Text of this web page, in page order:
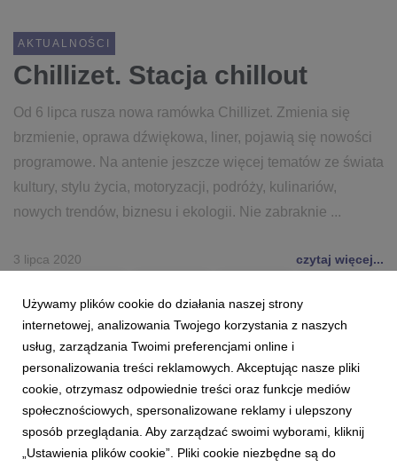
AKTUALNOŚCI
Chillizet. Stacja chillout
Od 6 lipca rusza nowa ramówka Chillizet. Zmienia się
brzmienie, oprawa dźwiękowa, liner, pojawią się nowości
programowe. Na antenie jeszcze więcej tematów ze świata
kultury, stylu życia, motoryzacji, podróży, kulinariów,
nowych trendów, biznesu i ekologii. Nie zabraknie ...
3 lipca 2020 czytaj więcej...
NOWOŚCI
Używamy plików cookie do działania naszej strony
internetowej, analizowania Twojego korzystania z naszych
usług, zarządzania Twoimi preferencjami online i
personalizowania treści reklamowych. Akceptując nasze pliki
cookie, otrzymasz odpowiednie treści oraz funkcje mediów
społecznościowych, spersonalizowane reklamy i ulepszony
sposób przeglądania. Aby zarządzać swoimi wyborami, kliknij
„Ustawienia plików cookie”. Pliki cookie niezbędne są do